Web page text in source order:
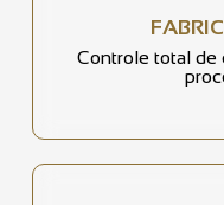
Controle total de